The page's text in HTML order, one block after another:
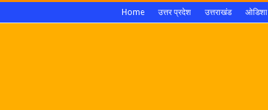
Home उत्तर प्रदेश उत्तराखंड ओडिशा